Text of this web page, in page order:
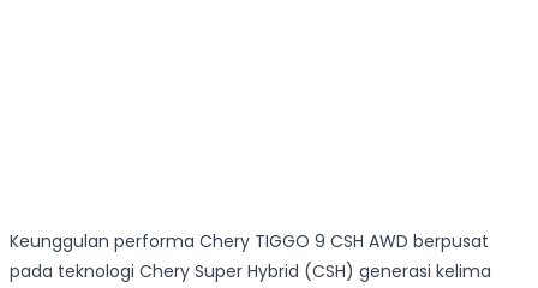
Keunggulan performa Chery TIGGO 9 CSH AWD berpusat
pada teknologi Chery Super Hybrid (CSH) generasi kelima